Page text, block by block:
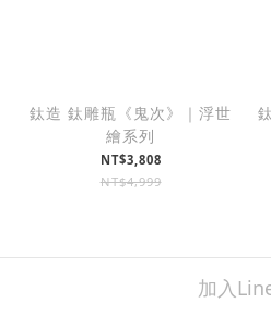
鈦造 鈦雕瓶《鬼次》｜浮世
繪系列
NT$3,808
NT$4,999
加入